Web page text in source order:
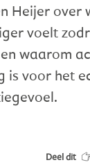
Heijer over
voelt
waarom
is voor het
Deel dit